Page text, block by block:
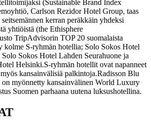
(Sustainable Brand Index
Carlson Rezidor Hotel Group, taas
kerran peräkkäin yhdeksi
yhtiöistä (the Ethisphere
TripAdvisorin TOP 20 suomalaista
kolme S-ryhmän hotellia; Solo Sokos Hotel
Sokos Hotel Lahden Seurahuone ja
Helsinki.S-ryhmän hotellit ovat napanneet
kansainvälisiä palkintoja.Radisson Blu
myönnetty kansainvälinen World Luxury
Suomen parhaana uutena luksushotellina.